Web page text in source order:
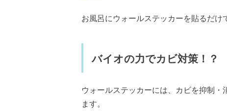
お風呂にウォールステッカーを貼るだけ
バイオの力でカビ対策！？
ウォールステッカーには、カビを抑制
ます。